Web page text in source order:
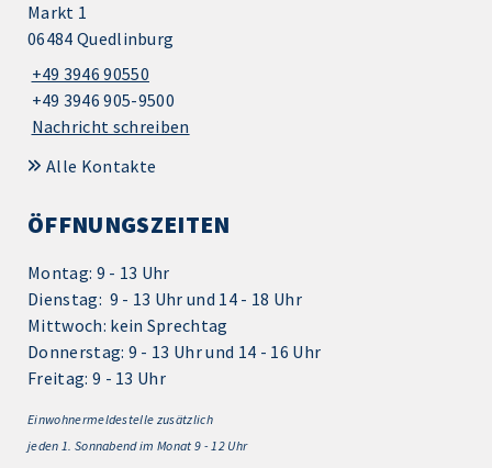
Markt 1
06484 Quedlinburg
+49 3946 90550
+49 3946 905-9500
Nachricht schreiben
Alle Kontakte
ÖFFNUNGSZEITEN
Montag: 9 - 13 Uhr
Dienstag: 9 - 13 Uhr und 14 - 18 Uhr
Mittwoch: kein Sprechtag
Donnerstag: 9 - 13 Uhr und 14 - 16 Uhr
Freitag: 9 - 13 Uhr
Einwohnermeldestelle zusätzlich
jeden 1. Sonnabend im Monat 9 - 12 Uhr